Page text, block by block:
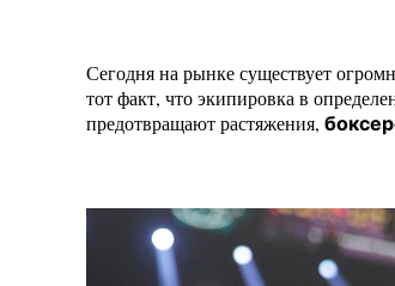
Сегодня на рынке существует
тот факт, что экипировка в
предотвращают растяжения,